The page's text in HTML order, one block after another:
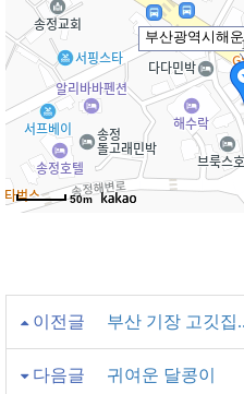
부산광역시해
50m
이전글 부산 기장 고깃집
다음글 귀여운 달콩이